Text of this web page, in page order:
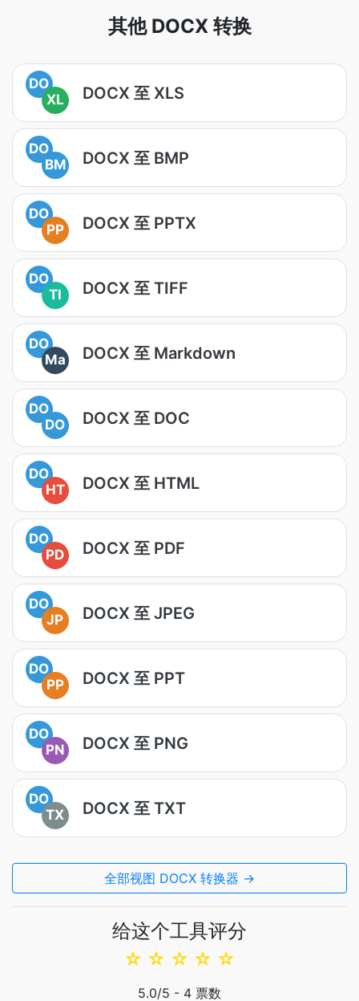
其他 DOCX 转换
DO
XL
DOCX 至 XLS
DO
BM
DOCX 至 BMP
DO
PP
DOCX 至 PPTX
DO
TI
DOCX 至 TIFF
DO
Ma
DOCX 至 Markdown
DO
DO
DOCX 至 DOC
DO
HT
DOCX 至 HTML
DO
PD
DOCX 至 PDF
DO
JP
DOCX 至 JPEG
DO
PP
DOCX 至 PPT
DO
PN
DOCX 至 PNG
DO
TX
DOCX 至 TXT
全部视图 DOCX 转换器 →
给这个工具评分
☆
☆
☆
☆
☆
5.0/5 - 4 票数